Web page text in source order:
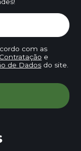
com as
e
de Dadosdo site.